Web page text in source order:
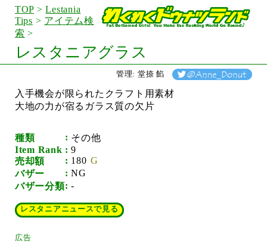
TOP >Lestania
Tips > アイテム検
索 >
レスタニアグラス
管理: 堂捺 餡
入手機会が限られたクラフト用素材
大地の力が宿るガラス質の欠片
種類
その他
Item Rank
9
売却額
180
バザー
NG
バザー分類
-
レスタニアニュースで見る